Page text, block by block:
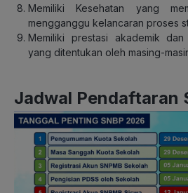
Memiliki Kesehatan yang
mengganggu kelancaran proses
Memiliki prestasi akademik dan
yang ditentukan oleh masing-
Jadwal Pendaftaran